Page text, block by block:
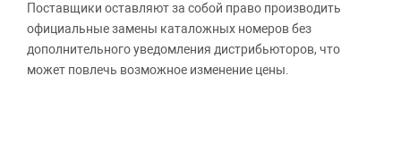
Поставщики оставляют за собой право производить
официальные замены каталожных номеров без
дополнительного уведомления дистрибьюторов, что
может повлечь возможное изменение цены.